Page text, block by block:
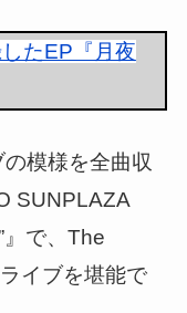
たEP『月夜
模様を全曲収
SUNPLAZA
』で、The
イブを堪能で